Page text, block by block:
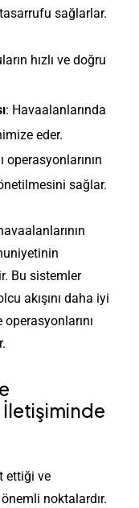
sağlarlar.
hızlı ve doğru
: Havaalanlarında
eder.
operasyonlarının
sağlar.
Bu sistemler
akışını daha iyi
İletişiminde
ettiği ve
noktalardır.